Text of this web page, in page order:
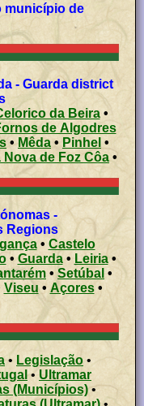
município de
da Beira•
de Algodres
• Mêda • Pinhel •
Nova de Foz Côa •
Regions
• Castelo
• Guarda• Leiria•
• Setúbal •
Viseu•Açores •
• Legislação •
• Ultramar
(Municípios)•